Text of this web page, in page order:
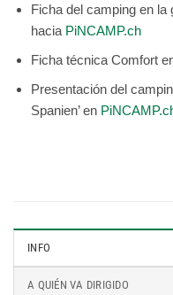
Ficha del camping en la
hacia PiNCAMP.ch
Ficha técnica Comfort
Presentación del
Spanien’ en
INFO
A QUIÉN VA DIRIGIDO